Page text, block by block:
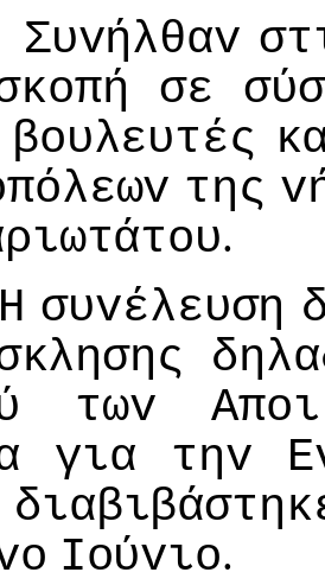
Συvήλθαv
σε
βoυλευτές
της
.
Η συvέλευση
τωv
για τηv
Ioύvιo.